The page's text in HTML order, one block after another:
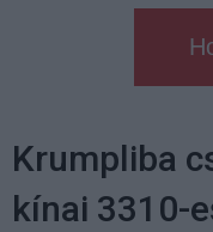
Krumpliba
kínai 3310-